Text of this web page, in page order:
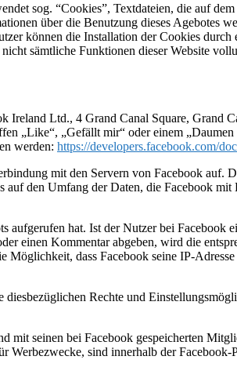
sog. “Cookies”, Textdateien, die auf
über die Benutzung dieses Agebotes
können die Installation der Cookies durch
sämtliche Funktionen dieser Website
Ireland Ltd., 4 Grand Canal Square, Grand
„Like“, „Gefällt mir“ oder einem
werden: https://developers.facebook.com/
mit den Servern von Facebook auf.
den Umfang der Daten, die Facebook
hat. Ist der Nutzer bei Facebook
einen Kommentar abgeben, wird die
dass Facebook seine IP-
Rechte und
mit seinen bei Facebook gespeicherten
Werbezwecke, sind innerhalb der Facebook-